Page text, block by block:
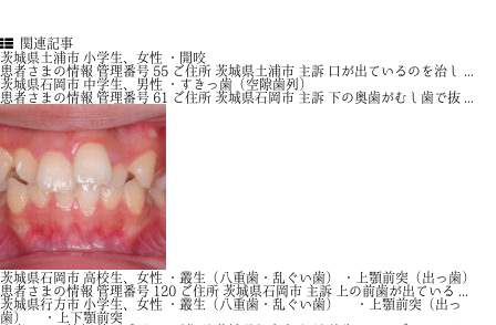
関連記事
茨城県土浦市 小学生、女性 ・開咬
患者さまの情報 管理番号 55 ご住所 茨城県土浦市 主訴 口が出ているのを治し ...
茨城県石岡市 中学生、男性 ・すきっ歯（空隙歯列）
患者さまの情報 管理番号 61 ご住所 茨城県石岡市 主訴 下の奥歯がむし歯で抜 ...
茨城県石岡市 高校生、女性 ・叢生（八重歯・乱ぐい歯） ・上顎前突（出っ歯）
患者さまの情報 管理番号 120 ご住所 茨城県石岡市 主訴 上の前歯が出ている ...
茨城県行方市 小学生、女性 ・叢生（八重歯・乱ぐい歯） ・上顎前突（出っ
歯） ・上下顎前突